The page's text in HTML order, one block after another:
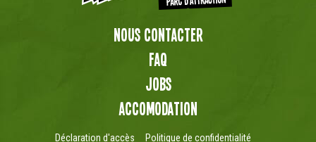
Nous contacter
FAQ
Jobs
Accomodation
Déclaration d'accès Politique de confidentialité